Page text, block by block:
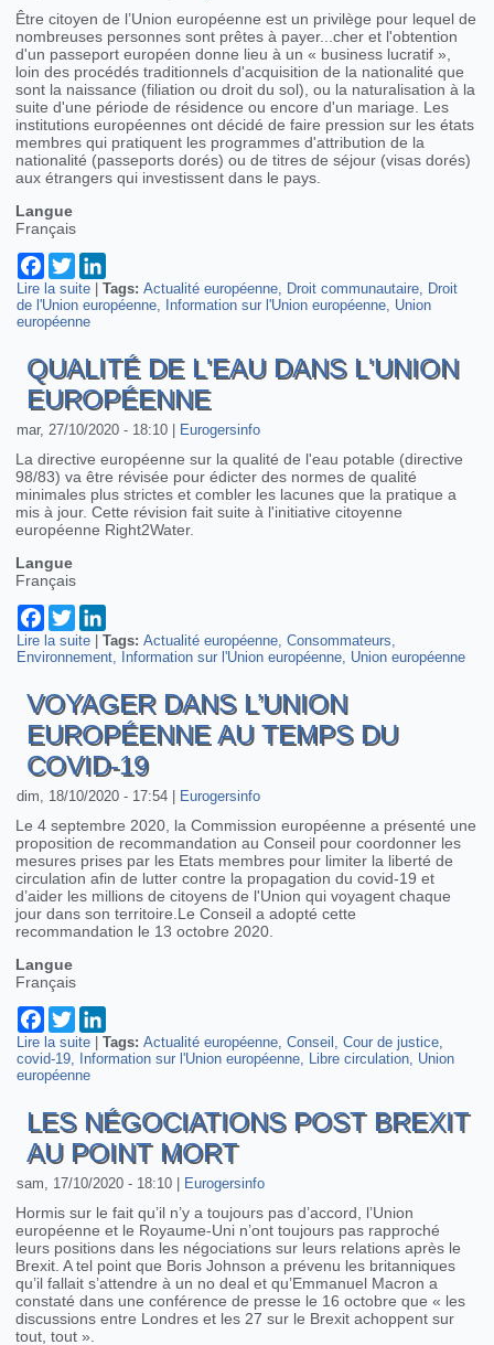
Être citoyen de l’Union européenne est un privilège pour lequel de
nombreuses personnes sont prêtes à payer...cher et l'obtention
d'un passeport européen donne lieu à un « business lucratif »,
loin des procédés traditionnels d'acquisition de la nationalité que
sont la naissance (filiation ou droit du sol), ou la naturalisation à la
suite d'une période de résidence ou encore d'un mariage. Les
institutions européennes ont décidé de faire pression sur les états
membres qui pratiquent les programmes d'attribution de la
nationalité (passeports dorés) ou de titres de séjour (visas dorés)
aux étrangers qui investissent dans le pays.
Langue
Français
Facebook
Twitter
Lire la suite de Citoyenneté européenne à vendre
|Tags:Actualité européenne Droit communautaire
Droit
de l'Union européenne
Information sur l'Union européenne Union
européenne
QUALITÉ DE L'EAU DANS L'UNION
EUROPÉENNE
mar, 27/10/2020 - 18:10 Eurogersinfo
La directive européenne sur la qualité de l'eau potable (directive
98/83) va être révisée pour édicter des normes de qualité
minimales plus strictes et combler les lacunes que la pratique a
mis à jour. Cette révision fait suite à l'initiative citoyenne
européenne Right2Water.
Langue
Français
Facebook
Twitter
Lire la suite de Qualité de l'eau dans l'Union européenne
|Tags:Actualité européenne Consommateurs
Environnement
Information sur l'Union européenne Union européenne
VOYAGER DANS L’UNION
EUROPÉENNE AU TEMPS DU
COVID-19
dim, 18/10/2020 - 17:54 Eurogersinfo
Le 4 septembre 2020, la Commission européenne a présenté une
proposition de recommandation au Conseil pour coordonner les
mesures prises par les Etats membres pour limiter la liberté de
circulation afin de lutter contre la propagation du covid-19 et
d’aider les millions de citoyens de l'Union qui voyagent chaque
jour dans son territoire.Le Conseil a adopté cette
recommandation le 13 octobre 2020.
Langue
Français
Facebook
Twitter
Lire la suite de Voyager dans l’Union européenne au temps du covid-19
|Tags:Actualité européenne Conseil
Cour de justice
covid-19
Information sur l'Union européenne Libre circulation Union
européenne
LES NÉGOCIATIONS POST BREXIT
AU POINT MORT
sam, 17/10/2020 - 18:10 Eurogersinfo
Hormis sur le fait qu’il n’y a toujours pas d’accord, l’Union
européenne et le Royaume-Uni n’ont toujours pas rapproché
leurs positions dans les négociations sur leurs relations après le
Brexit. A tel point que Boris Johnson a prévenu les britanniques
qu’il fallait s’attendre à un no deal et qu’Emmanuel Macron a
constaté dans une conférence de presse le 16 octobre que « les
discussions entre Londres et les 27 sur le Brexit achoppent sur
tout, tout ».